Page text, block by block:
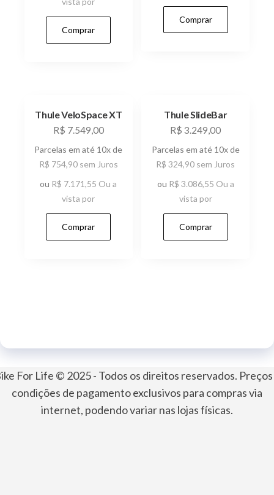
Comprar
Comprar
Thule VeloSpace XT
R$ 7.549,00
Parcelas em até 10x de
R$ 754,90 sem Juros
ou R$ 7.171,55 Ou a
vista por
Comprar
Thule SlideBar
R$ 3.249,00
Parcelas em até 10x de
R$ 324,90 sem Juros
ou R$ 3.086,55 Ou a
vista por
Comprar
For Life © 2025 - Todos os direitos reservados. Preços
condições de pagamento exclusivos para compras via
internet, podendo variar nas lojas físicas.